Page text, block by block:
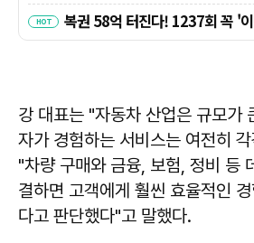
강 대표는 "자동차 산업은 규모가
자가 경험하는 서비스는 여전히
"차량 구매와 금융, 보험, 정비 등
결하면 고객에게 훨씬 효율적인
다고 판단했다"고 말했다.